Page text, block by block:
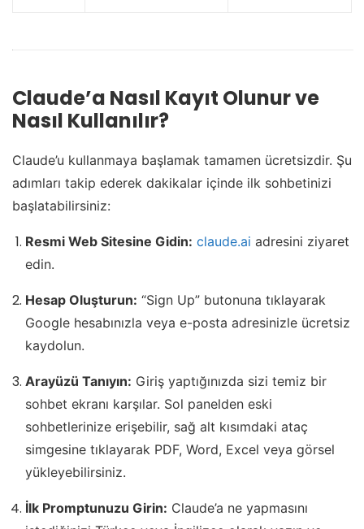
Claude’a Nasıl Kayıt Olunur ve
Nasıl Kullanılır?
Claude’u kullanmaya başlamak tamamen ücretsizdir. Şu
adımları takip ederek dakikalar içinde ilk sohbetinizi
başlatabilirsiniz:
Resmi Web Sitesine Gidin: claude.ai adresini ziyaret
edin.
Hesap Oluşturun: “Sign Up” butonuna tıklayarak
Google hesabınızla veya e-posta adresinizle ücretsiz
kaydolun.
Arayüzü Tanıyın: Giriş yaptığınızda sizi temiz bir
sohbet ekranı karşılar. Sol panelden eski
sohbetlerinize erişebilir, sağ alt kısımdaki ataç
simgesine tıklayarak PDF, Word, Excel veya görsel
yükleyebilirsiniz.
İlk Promptunuzu Girin: Claude’a ne yapmasını